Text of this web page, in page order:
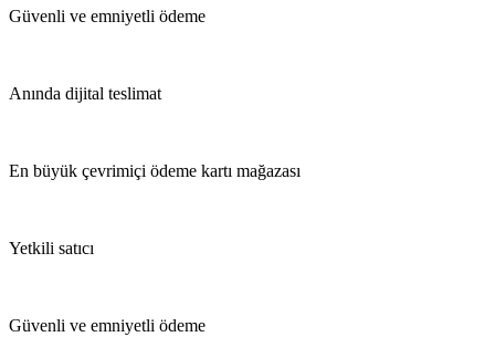
Güvenli ve emniyetli ödeme
Anında dijital teslimat
En büyük çevrimiçi ödeme kartı mağazası
Yetkili satıcı
Güvenli ve emniyetli ödeme